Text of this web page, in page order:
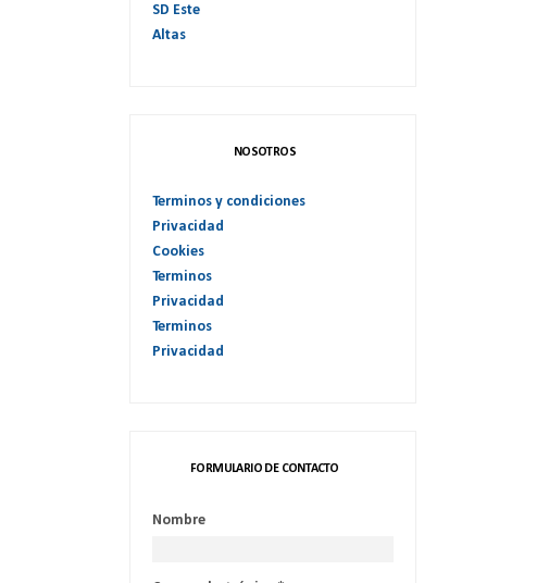
SD Este
Altas
NOSOTROS
Terminos y condiciones
Privacidad
Cookies
Terminos
Privacidad
Terminos
Privacidad
FORMULARIO DE CONTACTO
Nombre